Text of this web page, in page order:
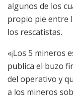
algunos de los
propio pie entre
los rescatistas.
«¡Los 5 mineros
publica el buzo
del operativo y
a los mineros